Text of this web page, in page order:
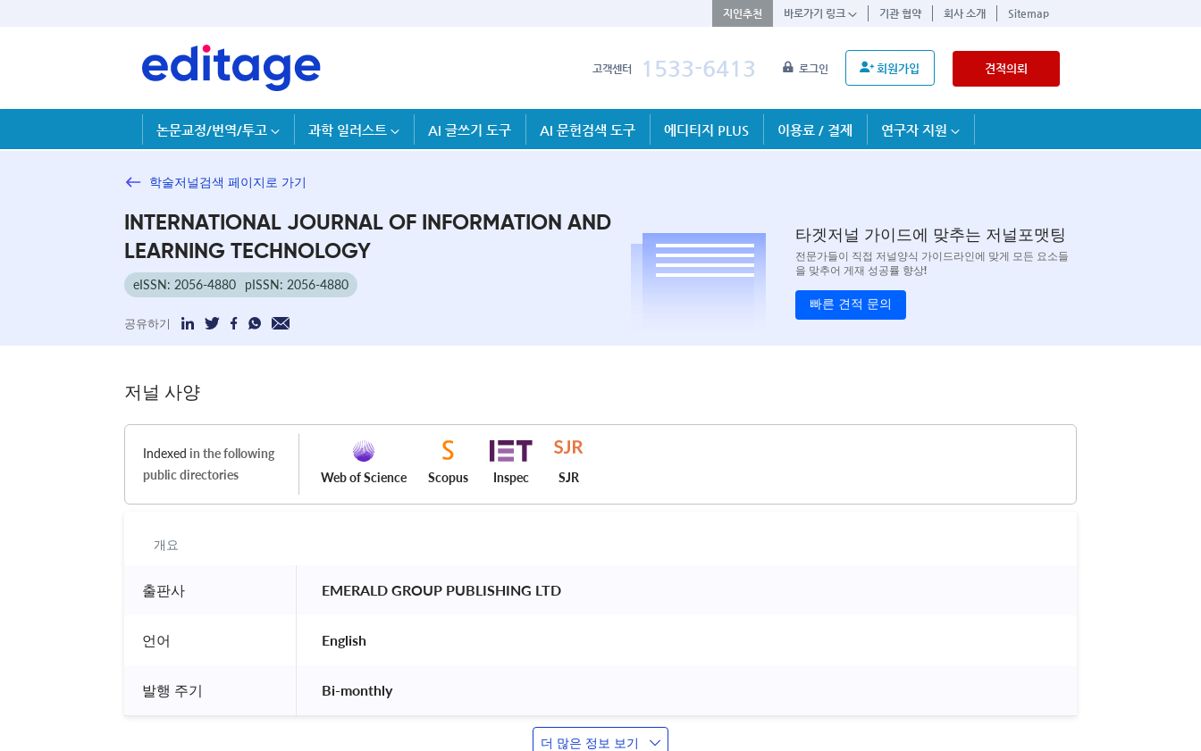
지인추천 바로가기 링크 기관 협약 회사 소개 Sitemap
고객센터 1533-6413 로그인 회원가입 견적의뢰
논문교정/번역/투고 과학 일러스트 AI 글쓰기 도구 AI 문헌검색 도구 에디티지 PLUS 이용료 / 결제 연구자 지원
학술저널검색 페이지로 가기
INTERNATIONAL JOURNAL OF INFORMATION AND
LEARNING TECHNOLOGY
eISSN: 2056-4880 pISSN: 2056-4880
공유하기
타겟저널 가이드에 맞추는 저널포맷팅
전문가들이 직접 저널양식 가이드라인에 맞게 모든 요소들
을 맞추어 게재 성공률 향상!
빠른 견적 문의
저널 사양
Indexed in the following
public directories
Web of Science Scopus Inspec SJR
개요
출판사 EMERALD GROUP PUBLISHING LTD
언어 English
발행 주기 Bi-monthly
더 많은 정보 보기